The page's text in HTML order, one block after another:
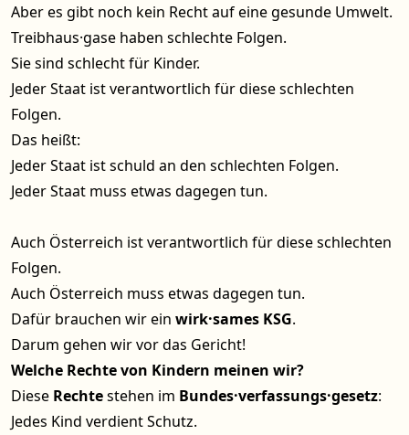
Aber es gibt noch kein Recht auf eine gesunde Umwelt.
Treibhaus·gase haben schlechte Folgen.
Sie sind schlecht für Kinder.
Jeder Staat ist verantwortlich für diese schlechten
Folgen.
Das heißt:
Jeder Staat ist schuld an den schlechten Folgen.
Jeder Staat muss etwas dagegen tun.
Auch Österreich ist verantwortlich für diese schlechten
Folgen.
Auch Österreich muss etwas dagegen tun.
Dafür brauchen wir ein wirk·sames KSG.
Darum gehen wir vor das Gericht!
Welche Rechte von Kindern meinen wir?
Diese Rechtestehen im Bundes·verfassungs·gesetz:
Jedes Kind verdient Schutz.